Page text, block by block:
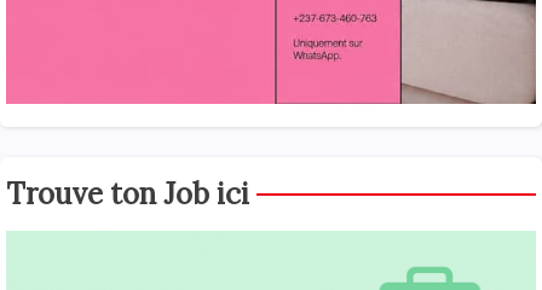
Trouve ton Job ici